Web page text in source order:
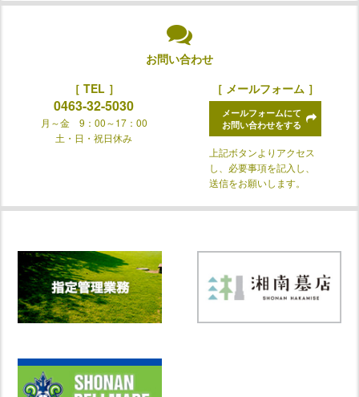
お問い合わせ
［ TEL ］
0463-32-5030
月～金 9：00～17：00
土・日・祝日休み
［ メールフォーム ］
メールフォームにて
お問い合わせをする
上記ボタンよりアクセス
し、必要事項を記入し、
送信をお願いします。